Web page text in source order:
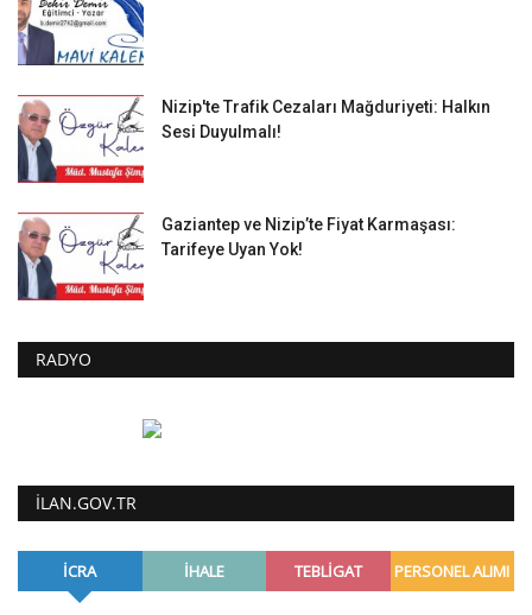
Nizip'te Trafik Cezaları Mağduriyeti: Halkın
Sesi Duyulmalı!
Gaziantep ve Nizip’te Fiyat Karmaşası:
Tarifeye Uyan Yok!
RADYO
ILAN.GOV.TR